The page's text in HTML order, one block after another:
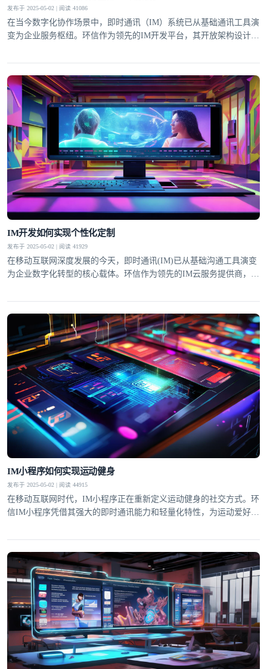
发布于 2025-05-02 | 阅读 41086
在当今数字化协作场景中，即时通讯（IM）系统已从基础通讯工具演
变为企业服务枢纽。环信作为领先的IM开发平台，其开放架构设计允
使通讯工具转型为连接用户与业务数据的超级入口。据Gartner研究显
示，集成第三方服务的IM系统可提升企业流程效率达40%，这正是环
信技术架构的核心竞争力所在。标准化接口
IM开发如何实现个性化定制
发布于 2025-05-02 | 阅读 41929
在移动互联网深度发展的今天，即时通讯(IM)已从基础沟通工具演变
为企业数字化转型的核心载体。环信作为领先的IM云服务提供商，通
这种定制化不仅体现在UI界面适配，更贯穿于业务逻辑整合、智能交
互设计等全链路环节，成为提升用户粘性和商业价值的关键突破口。
界面层级的灵活配置环信IM SDK提供超过
IM小程序如何实现运动健身
发布于 2025-05-02 | 阅读 44915
在移动互联网时代，IM小程序正在重新定义运动健身的社交方式。环
信IM小程序凭借其强大的即时通讯能力和轻量化特性，为运动爱好者
过无缝嵌入社交场景的运动功能，用户可以在保持社交连接的同时完
成健身目标，这种"社交+运动"的创新模式正在改变传统健身的孤独
体验。研究表明，社交激励能使运动坚持率提升60%以